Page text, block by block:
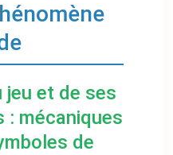
jeu et de ses
: mécaniques
de